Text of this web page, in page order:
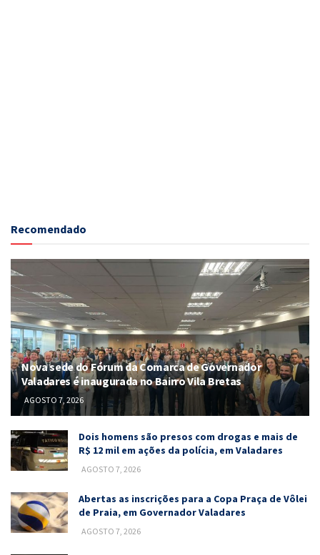
Recomendado
Nova sede do Fórum da Comarca de Governador
Valadares é inaugurada no Bairro Vila Bretas
AGOSTO 7, 2026
Dois homens são presos com drogas e mais de
R$ 12 mil em ações da polícia, em Valadares
AGOSTO 7, 2026
Abertas as inscrições para a Copa Praça de Vôlei
de Praia, em Governador Valadares
AGOSTO 7, 2026